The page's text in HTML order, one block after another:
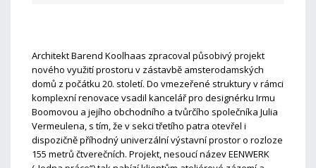
Architekt Barend Koolhaas zpracoval působivý projekt
nového využití prostoru v zástavbě amsterodamských
domů z počátku 20. století. Do vmezeřené struktury v rámci
komplexní renovace vsadil kancelář pro designérku Irmu
Boomovou a jejího obchodního a tvůrčího společníka Julia
Vermeulena, s tím, že v sekci třetího patra otevřel i
dispozičně příhodný univerzální výstavní prostor o rozloze
155 metrů čtverečních. Projekt, nesoucí název EENWERK